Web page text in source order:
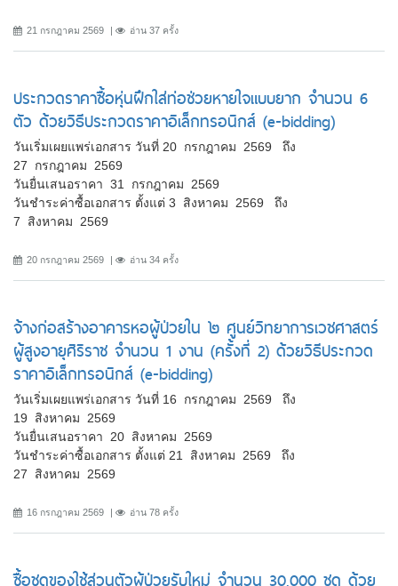
21 กรกฎาคม 2569 อ่าน 37 ครั้ง
ประกวดราคาซื้อหุ่นฝึกใส่ท่อช่วยหายใจแบบยาก จำนวน 6
ตัว ด้วยวิธีประกวดราคาอิเล็กทรอนิกส์ (e-bidding)
วันเริ่มเผยแพร่เอกสาร วันที่ 20 กรกฎาคม 2569 ถึง
27 กรกฎาคม 2569
วันยื่นเสนอราคา 31 กรกฎาคม 2569
วันชำระค่าซื้อเอกสาร ตั้งแต่ 3 สิงหาคม 2569 ถึง
7 สิงหาคม 2569
20 กรกฎาคม 2569 อ่าน 34 ครั้ง
จ้างก่อสร้างอาคารหอผู้ป่วยใน ๒ ศูนย์วิทยาการเวชศาสตร์
ผู้สูงอายุศิริราช จำนวน 1 งาน (ครั้งที่ 2) ด้วยวิธีประกวด
ราคาอิเล็กทรอนิกส์ (e-bidding)
วันเริ่มเผยแพร่เอกสาร วันที่ 16 กรกฎาคม 2569 ถึง
19 สิงหาคม 2569
วันยื่นเสนอราคา 20 สิงหาคม 2569
วันชำระค่าซื้อเอกสาร ตั้งแต่ 21 สิงหาคม 2569 ถึง
27 สิงหาคม 2569
16 กรกฎาคม 2569 อ่าน 78 ครั้ง
ซื้อชุดของใช้ส่วนตัวผู้ป่วยรับใหม่ จำนวน 30,000 ชุด ด้วย